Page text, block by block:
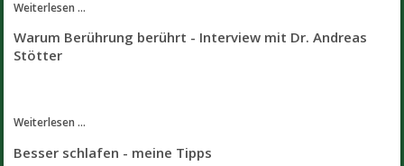
Weiterlesen ...
Warum Berührung berührt - Interview mit Dr. Andreas
Stötter
Weiterlesen ...
Besser schlafen - meine Tipps